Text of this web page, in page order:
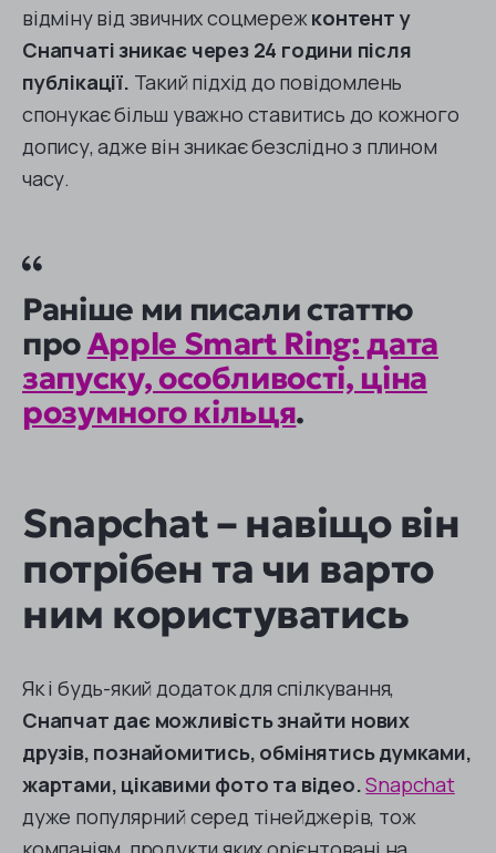
відміну від звичних соцмережконтент у
Снапчаті зникає через 24 години після
публікації. Такий підхід до повідомлень
спонукає більш уважно ставитись до кожного
допису, адже він зникає безслідно з плином
часу.
Раніше ми писали статтю
проApple Smart Ring: дата
запуску, особливості, ціна
розумного кільця.
Snapchat – навіщо він
потрібен та чи варто
ним користуватись
Як і будь-який додаток для спілкування,
Снапчат дає можливість знайти нових
друзів, познайомитись, обмінятись думками,
жартами, цікавими фото та відео.Snapchat
дуже популярний серед тінейджерів, тож